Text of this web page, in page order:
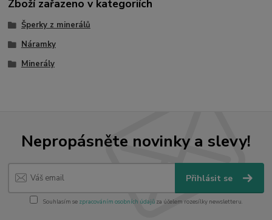
Zboží zařazeno v kategoriích
Šperky z minerálů
Náramky
Minerály
Nepropásněte novinky a slevy!
Přihlásit se
Souhlasím se zpracováním osobních údajůza účelem rozesílky newsletteru.